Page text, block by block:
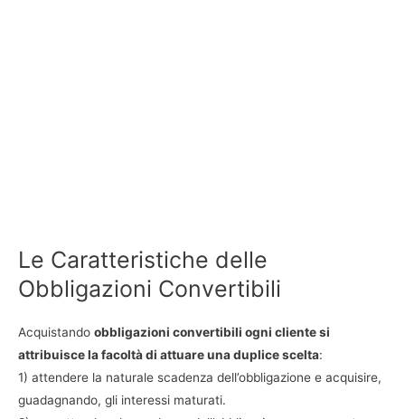
Le Caratteristiche delle
Obbligazioni Convertibili
Acquistando obbligazioni convertibili ogni cliente si
attribuisce la facoltà di attuare una duplice scelta:
1) attendere la naturale scadenza dell’obbligazione e acquisire,
guadagnando, gli interessi maturati.